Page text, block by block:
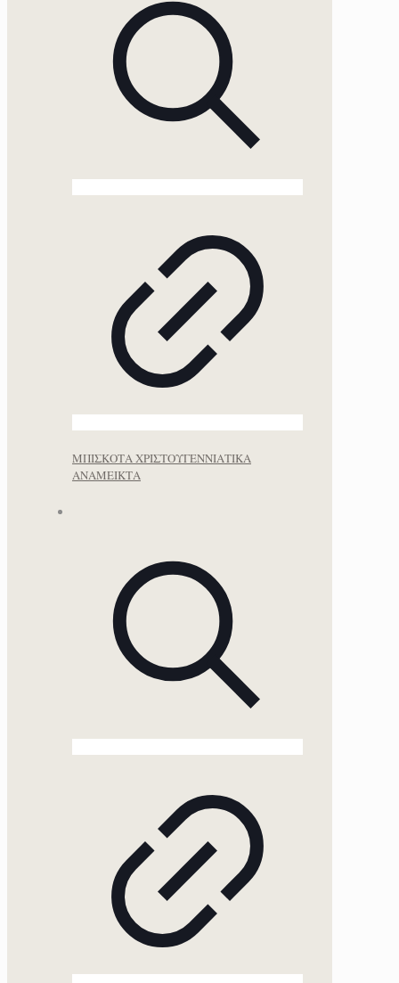
ΜΠΙΣΚΟΤΑ ΧΡΙΣΤΟΥΓΕΝΝΙΑΤΙΚΑ
ΑΝΑΜΕΙΚΤΑ